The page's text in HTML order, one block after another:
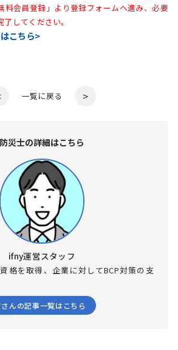
料会員登録」より登録フォームへ進み、必要
してください。
こちら>
一覧に戻る >
防災⼠の詳細はこちら
ifny運営スタッフ
格を取得、企業に対してBCP対策の支
んの記事一覧はこちら